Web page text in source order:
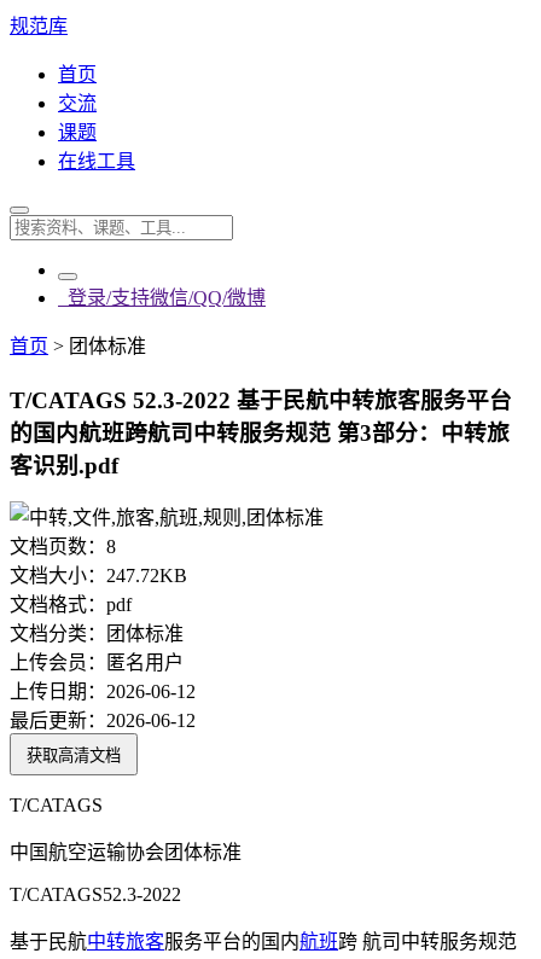
规范库
首页
交流
课题
在线工具
登录/支持微信/QQ/微博
首页 > 团体标准
T/CATAGS 52.3-2022 基于民航中转旅客服务平台
的国内航班跨航司中转服务规范 第3部分：中转旅
客识别.pdf
文档页数： 8
文档大小： 247.72KB
文档格式： pdf
文档分类：
团体标准
上传会员：
匿名用户
上传日期： 2026-06-12
最后更新： 2026-06-12
获取高清文档
T/CATAGS
中国航空运输协会团体标准
T/CATAGS52.3-2022
基于民航中转旅客服务平台的国内航班跨 航司中转服务规范